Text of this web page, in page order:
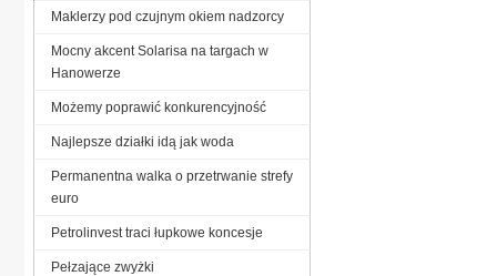
Maklerzy pod czujnym okiem nadzorcy
Mocny akcent Solarisa na targach w
Hanowerze
Możemy poprawić konkurencyjność
Najlepsze działki idą jak woda
Permanentna walka o przetrwanie strefy
euro
Petrolinvest traci łupkowe koncesje
Pełzające zwyżki